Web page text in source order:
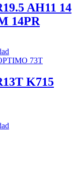
AH11 14
14PR
K715